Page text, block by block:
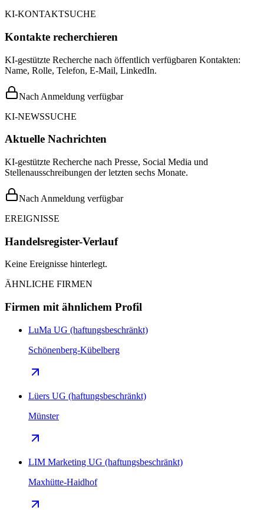
KI-KONTAKTSUCHE
Kontakte recherchieren
KI-gestützte Recherche nach öffentlich verfügbaren Kontakten:
Name, Rolle, Telefon, E-Mail, LinkedIn.
Nach Anmeldung verfügbar
KI-NEWSSUCHE
Aktuelle Nachrichten
KI-gestützte Recherche nach Presse, Social Media und
Stellenausschreibungen der letzten sechs Monate.
Nach Anmeldung verfügbar
EREIGNISSE
Handelsregister-Verlauf
Keine Ereignisse hinterlegt.
ÄHNLICHE FIRMEN
Firmen mit ähnlichem Profil
LuMa UG (haftungsbeschränkt)
Schönenberg-Kübelberg
Lüers UG (haftungsbeschränkt)
Münster
LIM Marketing UG (haftungsbeschränkt)
Maxhütte-Haidhof